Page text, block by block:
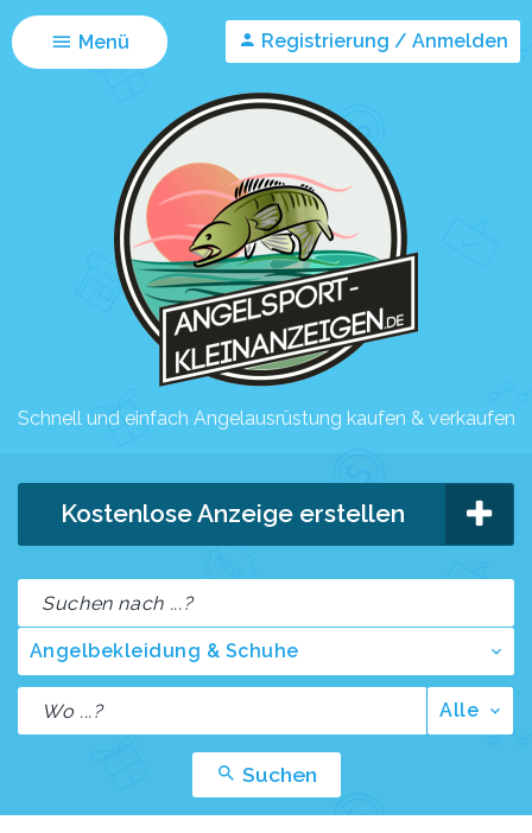
Menü Registrierung / Anmelden
Schnell und einfach Angelausrüstung kaufen & verkaufen
Kostenlose Anzeige erstellen
Angelbekleidung & Schuhe
Alle
Suchen